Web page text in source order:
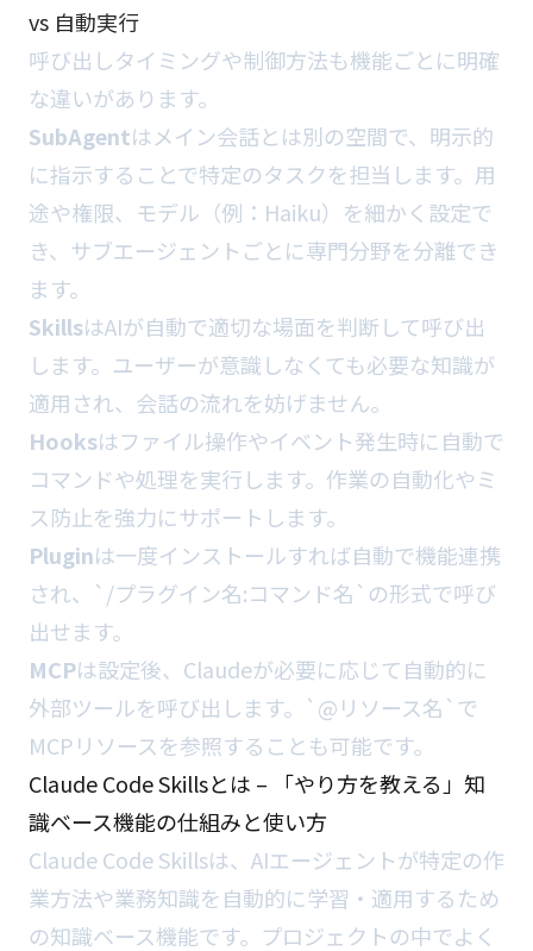
vs 自動実行
呼び出しタイミングや制御方法も機能ごとに明確
な違いがあります。
SubAgentはメイン会話とは別の空間で、明示的
に指示することで特定のタスクを担当します。用
途や権限、モデル（例：Haiku）を細かく設定で
き、サブエージェントごとに専門分野を分離でき
ます。
SkillsはAIが自動で適切な場面を判断して呼び出
します。ユーザーが意識しなくても必要な知識が
適用され、会話の流れを妨げません。
Hooksはファイル操作やイベント発生時に自動で
コマンドや処理を実行します。作業の自動化やミ
ス防止を強力にサポートします。
Pluginは一度インストールすれば自動で機能連携
され、`/プラグイン名:コマンド名`の形式で呼び
出せます。
MCPは設定後、Claudeが必要に応じて自動的に
外部ツールを呼び出します。`@リソース名`で
MCPリソースを参照することも可能です。
Claude Code Skillsとは – 「やり方を教える」知
識ベース機能の仕組みと使い方
Claude Code Skillsは、AIエージェントが特定の作
業方法や業務知識を自動的に学習・適用するため
の知識ベース機能です。プロジェクトの中でよく